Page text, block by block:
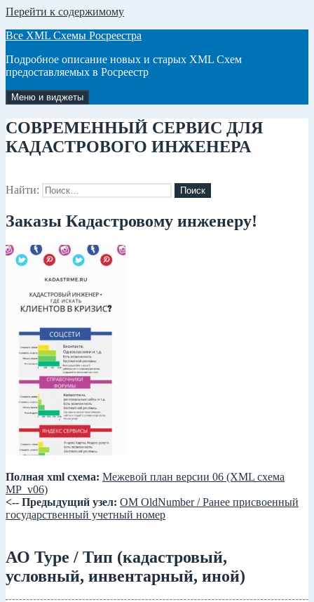
Перейти к содержимому
Все XML Схемы Росреестра
Подробное описание новых и старых XML Схем
предоставляемых в Росреестр
Меню и виджеты
СОВРЕМЕННЫЙ СЕРВИС ДЛЯ
КАДАСТРОВОГО ИНЖЕНЕРА
Найти:
Заказы Кадастровому инженеру!
Полная xml схема: Межевой план версии 06 (XML схема
MP_v06)
<-- Предыдущий узел: ОМ OldNumber / Ранее присвоенный
государственный учетный номер
АО Type / Тип (кадастровый,
условный, инвентарный, иной)